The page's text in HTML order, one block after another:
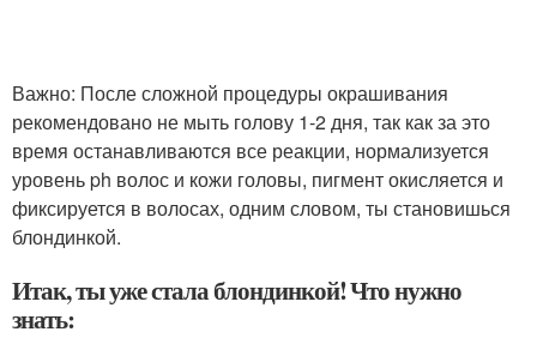
Важно: После сложной процедуры окрашивания
рекомендовано не мыть голову 1-2 дня, так как за это
время останавливаются все реакции, нормализуется
уровень ph волос и кожи головы, пигмент окисляется и
фиксируется в волосах, одним словом, ты становишься
блондинкой.
Итак, ты уже стала блондинкой! Что нужно
знать: